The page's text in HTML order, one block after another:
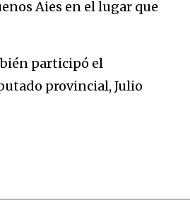
Aies en el lugar que
participó el
provincial, Julio